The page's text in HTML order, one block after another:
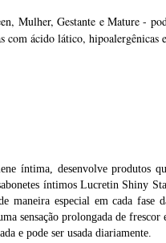
Mulher, Gestante e Mature -
ácido lático, hipoalergênicas
íntima, desenvolve produtos
íntimos Lucretin Shiny
maneira especial em cada
sensação prolongada de
e pode ser usada diariamente.